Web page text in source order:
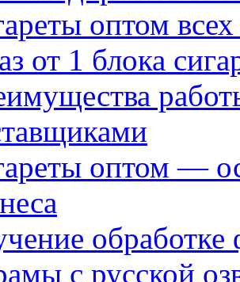
оптом
от 1 блока
оптом —
с русской